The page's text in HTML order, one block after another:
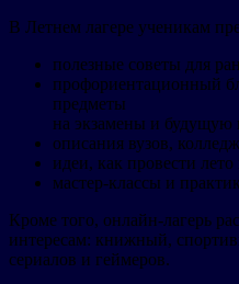
В Летнем лагере ученикам
полезные советы для
профориентационный
предметы
на экзамены и будущую
описания вузов,
идеи, как провести
мастер-классы и
Кроме того, онлайн-лагерь
интересам: книжный,
сериалов и геймеров.